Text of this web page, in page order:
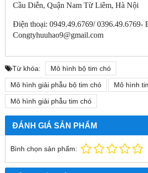
Cầu Diễn, Quận Nam Từ Liêm, Hà Nội
Điện thoại: 0949.49.6769/ 0396.49.6769-
Congtyhuuhao9@gmail.com
Từ khóa: Mô hình bộ tim chó
Mô hình giải phẫu bộ tim chó Mô hình
Mô hình giải phẫu tim chó
ĐÁNH GIÁ SẢN PHẨM
Bình chọn sản phẩm: